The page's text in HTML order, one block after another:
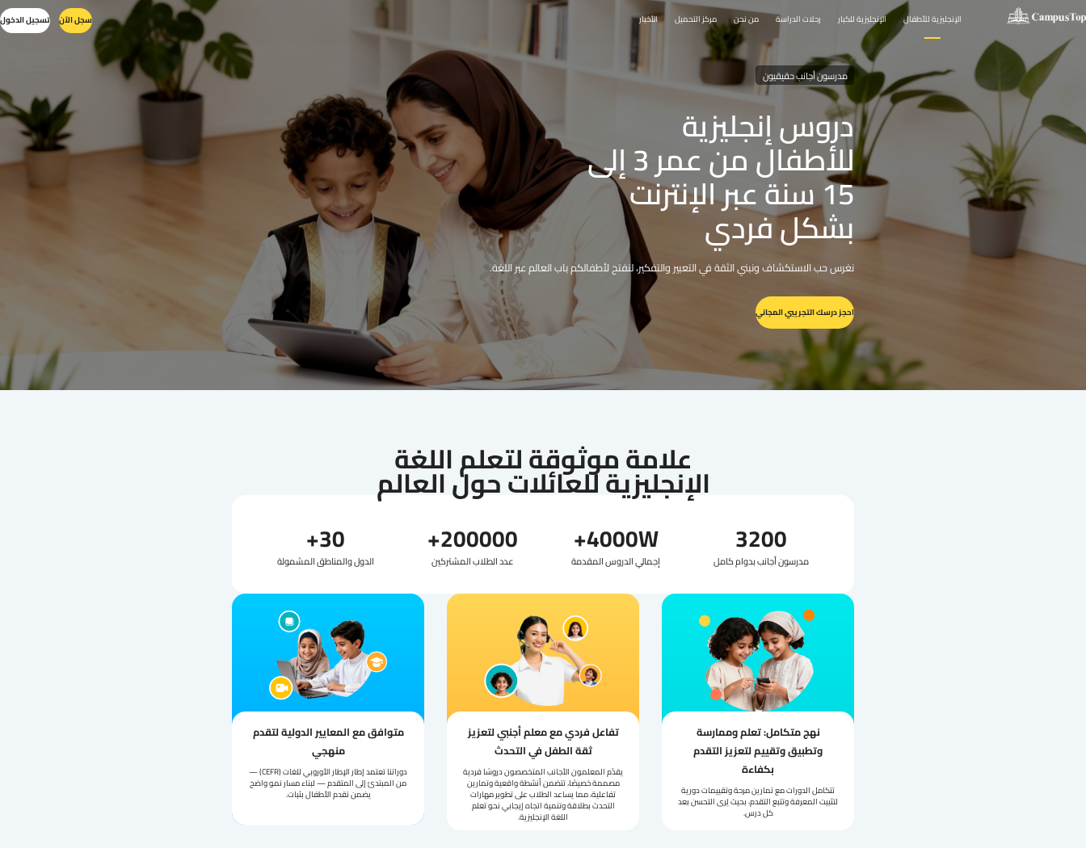
الإنجليزية للأطفال الإنجليزية للكبار رحلات الدراسة من نحن مركز التحميل الأخبار سجل الآن تسجيل الدخول
مدرسون أجانب حقيقيون
دروس إنجليزية
للأطفال من عمر 3 إلى
15 سنة عبر الإنترنت
بشكل فردي
نغرس حب الاستكشاف ونبني الثقة في التعبير والتفكير، لنفتح لأطفالكم باب العالم عبر اللغة.
احجز درسك التجريبي المجاني
علامة موثوقة لتعلم اللغة
الإنجليزية للعائلات حول العالم
3200
مدرسون أجانب بدوام كامل
4000W+
إجمالي الدروس المقدمة
200000+
عدد الطلاب المشتركين
30+
الدول والمناطق المشمولة
نهج متكامل: تعلم وممارسة
وتطبيق وتقييم لتعزيز التقدم
بكفاءة
تتكامل الدورات مع تمارين مرحة وتقييمات دورية
لتثبيت المعرفة وتتبع التقدم، بحيث يُرى التحسن بعد
كل درس.
تفاعل فردي مع معلم أجنبي لتعزيز
ثقة الطفل في التحدث
يقدّم المعلمون الأجانب المتخصصون دروسًا فردية
مصممة خصيصًا، تتضمن أنشطة واقعية وتمارين
تفاعلية، مما يساعد الطلاب على تطوير مهارات
التحدث بطلاقة وتنمية اتجاه إيجابي نحو تعلم
اللغة الإنجليزية.
متوافق مع المعايير الدولية لتقدم
منهجي
دوراتنا تعتمد إطار الإطار الأوروبي للغات (CEFR) —
من المبتدئ إلى المتقدم — لبناء مسار نمو واضح
يضمن تقدم الأطفال بثبات.